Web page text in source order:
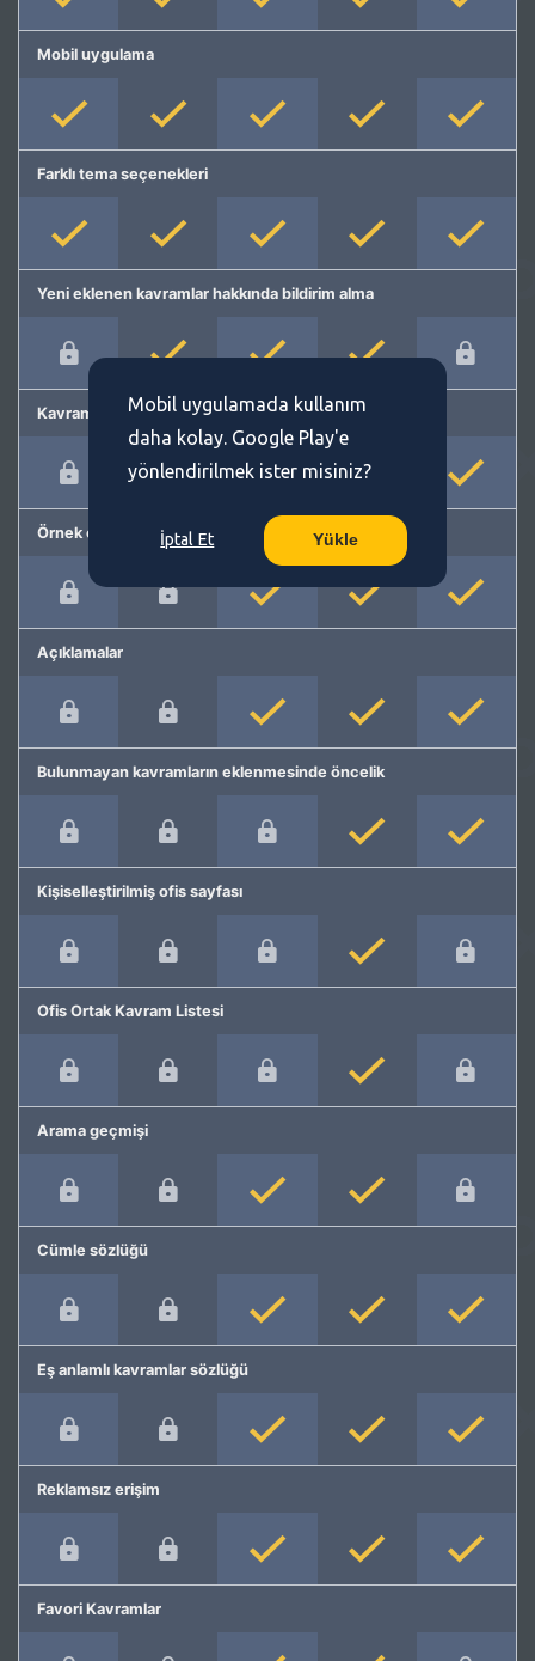
Mobil uygulama
Farklı tema seçenekleri
Yeni eklenen kavramlar hakkında bildirim alma
Kavram önerme
Örnek cümleler
Açıklamalar
Bulunmayan kavramların eklenmesinde öncelik
Kişiselleştirilmiş ofis sayfası
Ofis Ortak Kavram Listesi
Arama geçmişi
Cümle sözlüğü
Eş anlamlı kavramlar sözlüğü
Reklamsız erişim
Favori Kavramlar
Mobil uygulamada kullanım
daha kolay. Google Play'e
yönlendirilmek ister misiniz?
İptal Et Yükle